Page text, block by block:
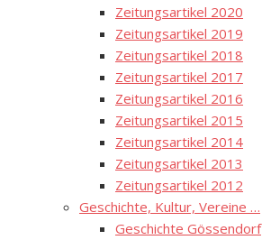
Zeitungsartikel 2020
Zeitungsartikel 2019
Zeitungsartikel 2018
Zeitungsartikel 2017
Zeitungsartikel 2016
Zeitungsartikel 2015
Zeitungsartikel 2014
Zeitungsartikel 2013
Zeitungsartikel 2012
Geschichte, Kultur, Vereine …
Geschichte Gössendorf